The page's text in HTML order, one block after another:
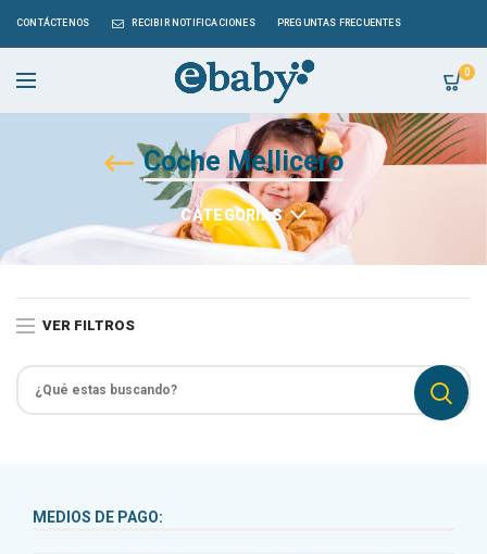
CONTÁCTENOS RECIBIR NOTIFICACIONES PREGUNTAS FRECUENTES
0
Coche Mellicero
CATEGORÍAS
VER FILTROS
MEDIOS DE PAGO: